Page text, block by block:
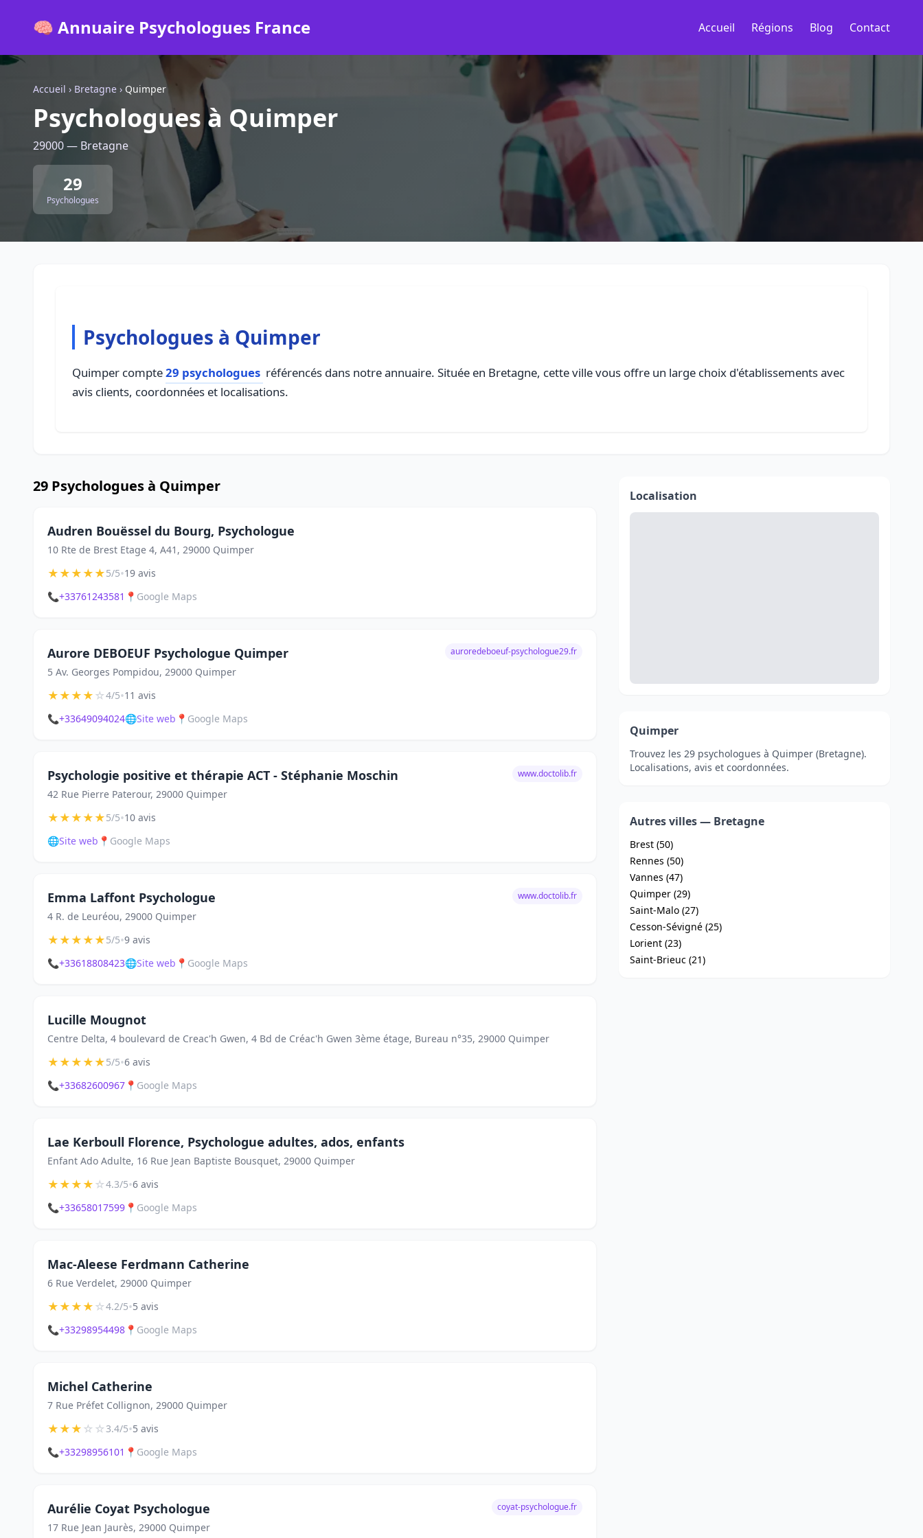
🧠 Annuaire Psychologues France Accueil Régions Blog Contact
Accueil › Bretagne › Quimper
Psychologues à Quimper
29000 — Bretagne
29
Psychologues
Psychologues à Quimper
Quimper compte29 psychologues référencés dans notre annuaire. Située en Bretagne, cette ville vous offre un large choix d'établissements avec
avis clients, coordonnées et localisations.
29 Psychologues à Quimper
Audren Bouëssel du Bourg, Psychologue
10 Rte de Brest Etage 4, A41, 29000 Quimper
★★★★★5/5•19 avis
📞+33761243581 📍 Google Maps
Aurore DEBOEUF Psychologue Quimper
5 Av. Georges Pompidou, 29000 Quimper
auroredeboeuf-psychologue29.fr
★★★★☆4/5•11 avis
📞+33649094024🌐Site web 📍 Google Maps
Psychologie positive et thérapie ACT - Stéphanie Moschin
42 Rue Pierre Paterour, 29000 Quimper
www.doctolib.fr
★★★★★5/5•10 avis
🌐Site web 📍 Google Maps
Emma Laffont Psychologue
4 R. de Leuréou, 29000 Quimper
www.doctolib.fr
★★★★★5/5•9 avis
📞+33618808423🌐Site web 📍 Google Maps
Lucille Mougnot
Centre Delta, 4 boulevard de Creac'h Gwen, 4 Bd de Créac'h Gwen 3ème étage, Bureau n°35, 29000 Quimper
★★★★★5/5•6 avis
📞+33682600967 📍 Google Maps
Lae Kerboull Florence, Psychologue adultes, ados, enfants
Enfant Ado Adulte, 16 Rue Jean Baptiste Bousquet, 29000 Quimper
★★★★☆4.3/5•6 avis
📞+33658017599 📍 Google Maps
Mac-Aleese Ferdmann Catherine
6 Rue Verdelet, 29000 Quimper
★★★★☆4.2/5•5 avis
📞+33298954498 📍 Google Maps
Michel Catherine
7 Rue Préfet Collignon, 29000 Quimper
★★★☆☆3.4/5•5 avis
📞+33298956101 📍 Google Maps
Aurélie Coyat Psychologue
17 Rue Jean Jaurès, 29000 Quimper
coyat-psychologue.fr
Localisation
Quimper
Trouvez les 29 psychologues à Quimper (Bretagne).
Localisations, avis et coordonnées.
Autres villes — Bretagne
Brest (50)
Rennes (50)
Vannes (47)
Quimper (29)
Saint-Malo (27)
Cesson-Sévigné (25)
Lorient (23)
Saint-Brieuc (21)